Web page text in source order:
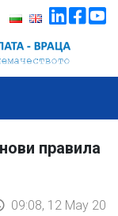
правила
09:08, 12 May 20